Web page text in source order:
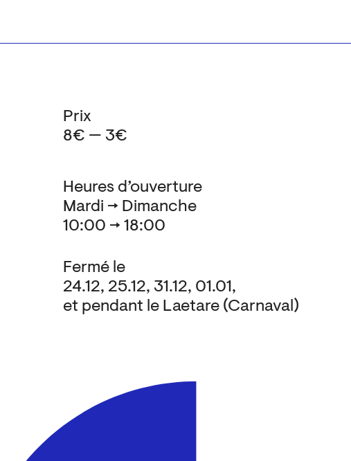
Heures d’ouverture
Mardi → Dimanche
10:00 → 18:00
Fermé le
24.12, 25.12, 31.12, 01.01,
et pendant le Laetare (Carnaval)
Prix
8€ — 3€